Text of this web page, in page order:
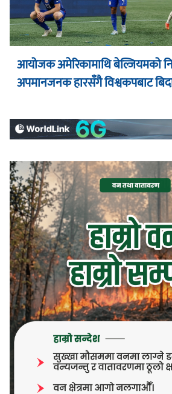
आयोजक अमेरिकामाथि बेल्जियमको
अपमानजनक हारसँगै विश्वकपबाट